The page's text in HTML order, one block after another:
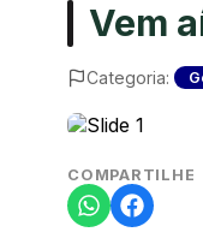
Vem
Categoria:
COMPARTILHE